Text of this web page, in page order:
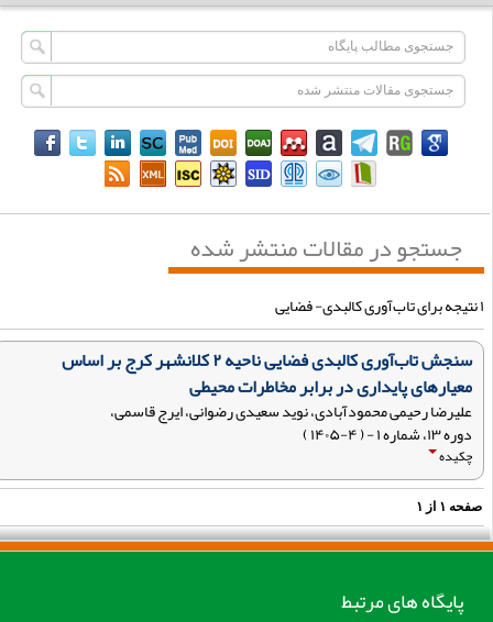
جستجو در مقالات منتشر شده
سنجش تاب‌آوری کالبدی فضایی ناحیه ۲ کلانشهر کرج بر اساس
معیارهای پایداری در برابر مخاطرات محیطی
علیرضا رحیمی محمودآبادی، نوید سعیدی رضوانی، ایرج قاسمی،
دوره ۱۳، شماره ۱ - ( ۴-۱۴۰۵ )
چکیده
۱از ۱
پایگاه های مرتبط